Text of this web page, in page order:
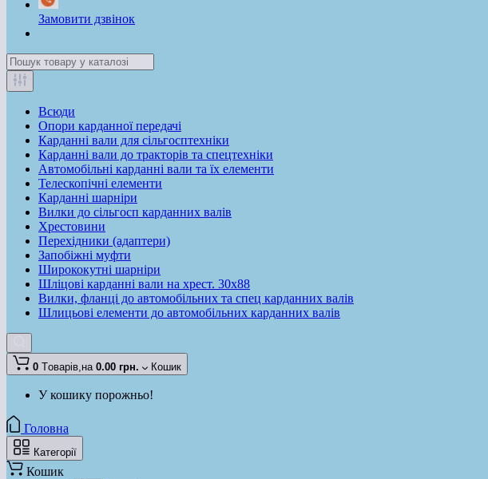
Замовити дзвінок
Всюди
Опори карданної передачі
Карданні вали для сільгосптехніки
Карданні вали до тракторів та спецтехніки
Автомобільні карданні вали та їх елементи
Телескопічні елементи
Карданні шарніри
Вилки до сільгосп карданних валів
Хрестовини
Перехідники (адаптери)
Запобіжні муфти
Ширококутні шарніри
Шліцові карданні вали на хрест. 30x88
Вилки, фланці до автомобільних та спец карданних валів
Шлицьові елементи до автомобільних карданних валів
0 Tоварів,на 0.00 грн. Кошик
У кошику порожньо!
Головна
Категорії
Кошик